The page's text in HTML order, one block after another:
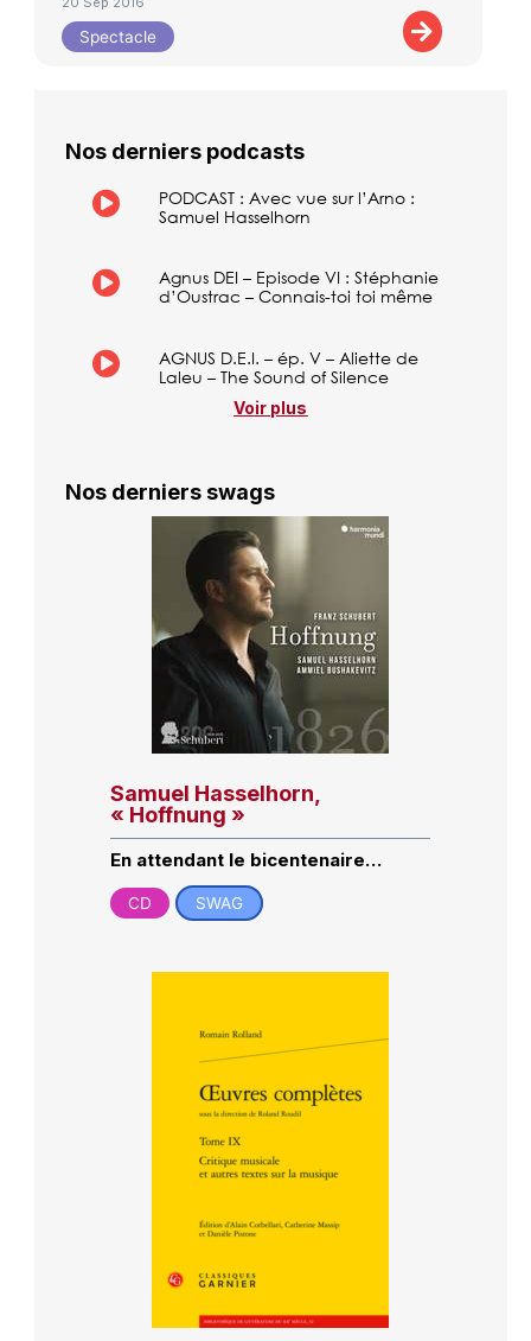
Spectacle
Nos derniers podcasts
PODCAST : Avec vue sur l’Arno :
Samuel Hasselhorn
Agnus DEI – Episode VI : Stéphanie
d’Oustrac – Connais-toi toi même
AGNUS D.E.I. – ép. V – Aliette de
Laleu – The Sound of Silence
Voir plus
Nos derniers swags
Samuel Hasselhorn,
« Hoffnung »
En attendant le bicentenaire…
CD SWAG